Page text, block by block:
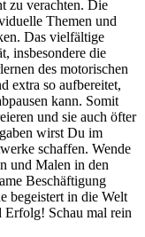
zu verachten. Die
Themen und
Das vielfältige
insbesondere die
des motorischen
extra so aufbereitet,
kann. Somit
und sie auch öfter
wirst Du im
schaffen. Wende
und Malen in den
Beschäftigung
begeistert in die Welt
Schau mal rein